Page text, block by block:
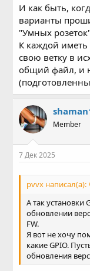
И как быть,
варианты
"Умных
К каждой
свою ветку в
общий файл, и
Member
7 Дек 2025
pvvx написал(а):
А так установки
обновлении
FW.
Я вот не хочу
какие GPIO.
обновления